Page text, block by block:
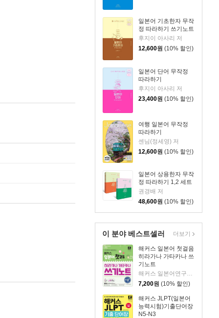
일본어 기초한자 무작
정 따라하기 쓰기노트
후지이 아사리 저
12,600원 (10% 할인)
일본어 단어 무작정
따라하기
후지이 아사리 저
23,400원 (10% 할인)
여행 일본어 무작정
따라하기
센님(정세영) 저
12,600원 (10% 할인)
일본어 상용한자 무작
정 따라하기 1,2 세트
권경배 저
48,600원 (10% 할인)
이 분야 베스트셀러
해커스 일본어 첫걸음
히라가나 가타카나 쓰
기노트
7,200원 (10% 할인)
해커스 JLPT(일본어
능력시험)기출단어장
N5-N3
더보기